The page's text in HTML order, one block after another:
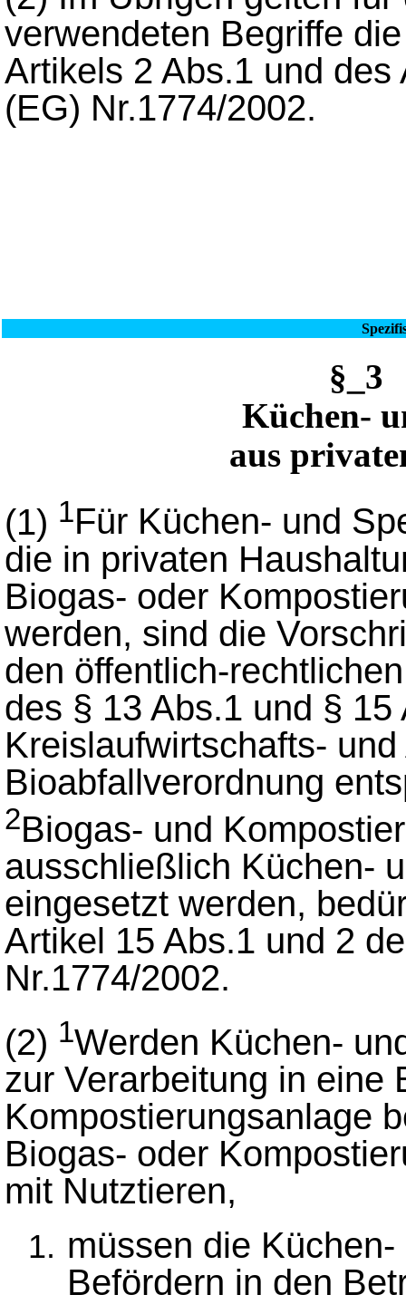
verwendeten Begriffe
Artikels 2 Abs.1 und
(EG) Nr.1774/2002.
§_3
Küchen-
aus
(1) 1Für Küchen- und
die in privaten
Biogas- oder
werden, sind die
den öffentlich-
des § 13 Abs.1 und § 15
Kreislaufwirtschafts-
Bioabfallverordnung
2Biogas- und
ausschließlich Küchen-
eingesetzt werden,
Artikel 15 Abs.1 und 2
Nr.1774/2002.
(2) 1Werden Küchen-
zur Verarbeitung in eine
Kompostierungsanlage
Biogas- oder
mit Nutztieren,
müssen die
Befördern in den